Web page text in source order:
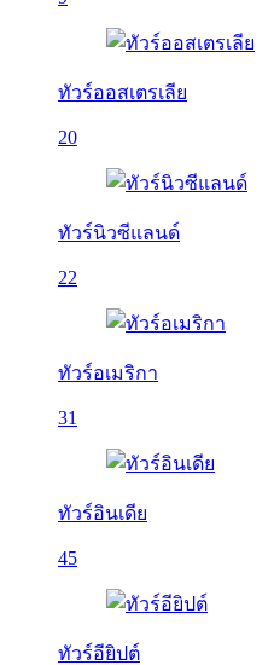
ทัวร์ออสเตรเลีย
20
ทัวร์นิวซีแลนด์
22
ทัวร์อเมริกา
31
ทัวร์อินเดีย
45
ทัวร์อียิปต์